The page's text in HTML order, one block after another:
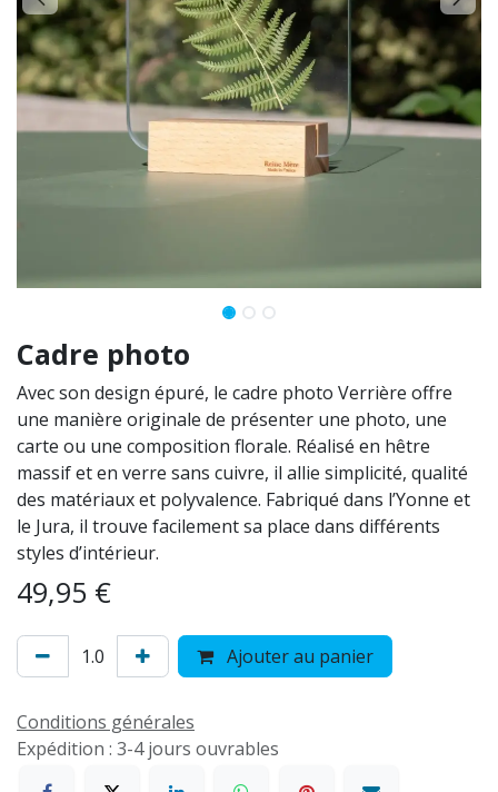
Cadre photo
Avec son design épuré, le cadre photo Verrière offre
une manière originale de présenter une photo, une
carte ou une composition florale. Réalisé en hêtre
massif et en verre sans cuivre, il allie simplicité, qualité
des matériaux et polyvalence. Fabriqué dans l’Yonne et
le Jura, il trouve facilement sa place dans différents
styles d’intérieur.
49,95 €
Ajouter au panier
Conditions générales
Expédition : 3-4 jours ouvrables